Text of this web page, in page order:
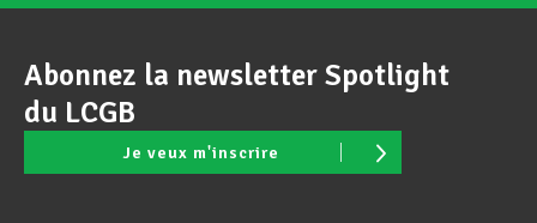
Abonnez la newsletter Spotlight
du LCGB
Je veux m'inscrire